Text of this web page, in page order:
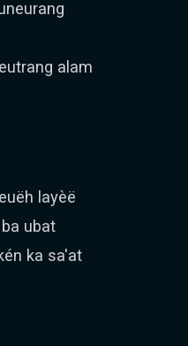
alam
layèë
ubat
ka sa'at